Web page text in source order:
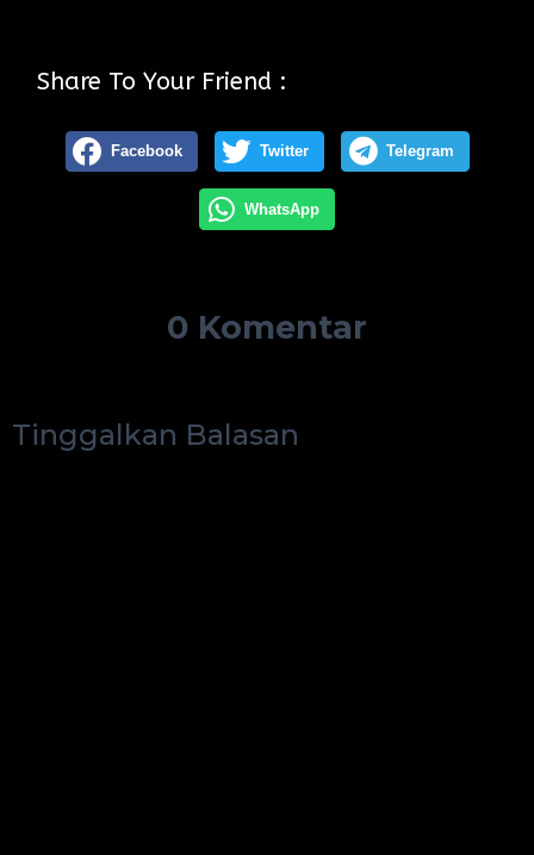
Share To Your Friend :
Facebook Twitter Telegram
WhatsApp
0 Komentar
Tinggalkan Balasan